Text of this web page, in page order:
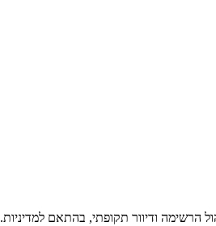
הרשימה ודיוור תקופתי, בהתאם למדיניות.